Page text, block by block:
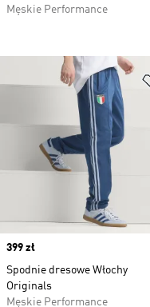
Price
399 zł
Spodnie dresowe Włochy
Originals
Męskie Performance
Męskie Performance